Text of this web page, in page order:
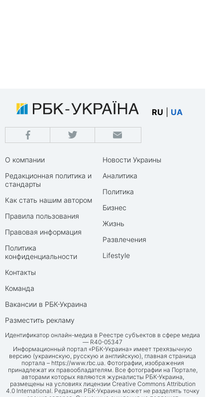
RU UA
О компании
Редакционная политика и
стандарты
Как стать нашим автором
Правила пользования
Правовая информация
Политика
конфиденциальности
Контакты
Команда
Вакансии в РБК-Украина
Разместить рекламу
Новости Украины
Аналитика
Политика
Бизнес
Жизнь
Развлечения
Lifestyle
Идентификатор онлайн-медиа в Реестре субъектов в сфере медиа
— R40-05347
Информационный портал «РБК-Украина» имеет трехязычную
версию (украинскую, русскую и английскую), главная страница
портала – https://www.rbc.ua. Фотографии, изображения
принадлежат их правообладателям. Все фотографии на Портале,
авторами которых являются журналисты РБК-Украина,
размещены на условиях лицензии Creative Commons Attribution
4.0 International. Редакция РБК-Украина может не разделять точку